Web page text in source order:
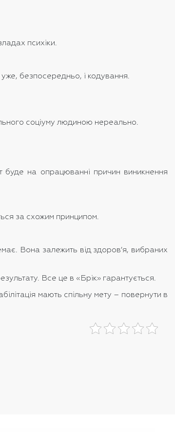
психіки.
уже, безпосередньо, і кодування.
соціуму людиною нереально.
буде на опрацюванні причин виникнення
за схожим принципом.
Вона залежить від здоров’я, вибраних
Все це в «Брік» гарантується.
мають спільну мету – повернути в